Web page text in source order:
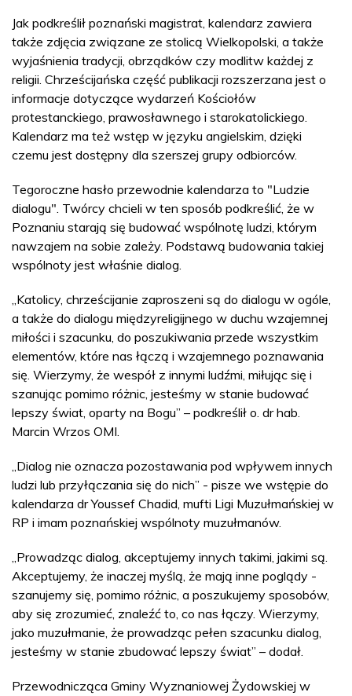
Jak podkreślił poznański magistrat, kalendarz zawiera
także zdjęcia związane ze stolicą Wielkopolski, a także
wyjaśnienia tradycji, obrządków czy modlitw każdej z
religii. Chrześcijańska część publikacji rozszerzana jest o
informacje dotyczące wydarzeń Kościołów
protestanckiego, prawosławnego i starokatolickiego.
Kalendarz ma też wstęp w języku angielskim, dzięki
czemu jest dostępny dla szerszej grupy odbiorców.
Tegoroczne hasło przewodnie kalendarza to "Ludzie
dialogu". Twórcy chcieli w ten sposób podkreślić, że w
Poznaniu starają się budować wspólnotę ludzi, którym
nawzajem na sobie zależy. Podstawą budowania takiej
wspólnoty jest właśnie dialog.
„Katolicy, chrześcijanie zaproszeni są do dialogu w ogóle,
a także do dialogu międzyreligijnego w duchu wzajemnej
miłości i szacunku, do poszukiwania przede wszystkim
elementów, które nas łączą i wzajemnego poznawania
się. Wierzymy, że wespół z innymi ludźmi, miłując się i
szanując pomimo różnic, jesteśmy w stanie budować
lepszy świat, oparty na Bogu” – podkreślił o. dr hab.
Marcin Wrzos OMI.
„Dialog nie oznacza pozostawania pod wpływem innych
ludzi lub przyłączania się do nich” - pisze we wstępie do
kalendarza dr Youssef Chadid, mufti Ligi Muzułmańskiej w
RP i imam poznańskiej wspólnoty muzułmanów.
„Prowadząc dialog, akceptujemy innych takimi, jakimi są.
Akceptujemy, że inaczej myślą, że mają inne poglądy -
szanujemy się, pomimo różnic, a poszukujemy sposobów,
aby się zrozumieć, znaleźć to, co nas łączy. Wierzymy,
jako muzułmanie, że prowadząc pełen szacunku dialog,
jesteśmy w stanie zbudować lepszy świat” – dodał.
Przewodnicząca Gminy Wyznaniowej Żydowskiej w